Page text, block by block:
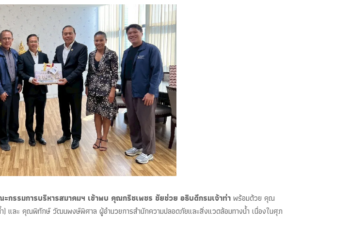
กรรมการบริหารสมาคมฯ เข้าพบ คุณกริชเพชร ชัยช่วย อธิบดีกรมเจ้าท่า พร้อมด้วย คุณ
) และ คุณพิทักษ์ วัฒนพงษ์พิศาล ผู้อำนวยการสำนักความปลอดภัยและสิ่งแวดล้อมทางน้ำ เนื่องในศุภ